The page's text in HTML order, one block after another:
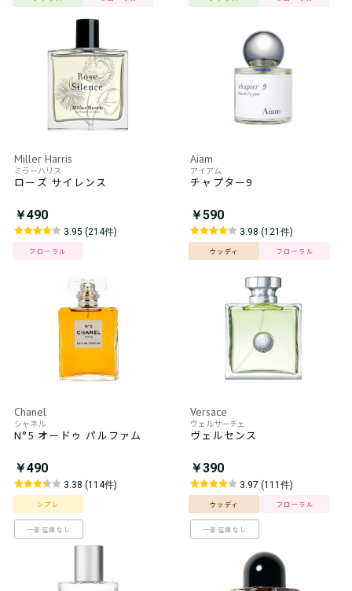
Miller Harris
ミラーハリス
ローズ サイレンス
￥490
3.95 (214件)
フローラル
Aíam
アイアム
チャプター9
￥590
3.98 (121件)
ウッディ フローラル
Chanel
シャネル
N°5 オードゥ パルファム
￥490
3.38 (114件)
シプレ
一部在庫なし
Versace
ヴェルサーチェ
ヴェルセンス
￥390
3.97 (111件)
ウッディ フローラル
一部在庫なし